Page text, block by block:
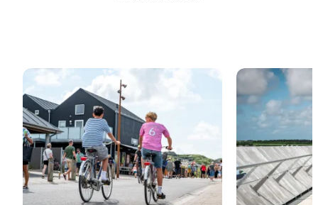
Sommer an der dänischen NordseeküsteAktivitäten